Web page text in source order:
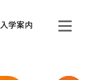
入学案内